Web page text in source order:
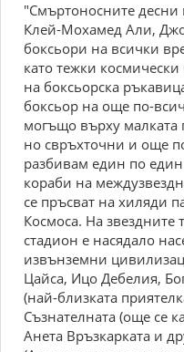
"Смъртоносните
Клей-Мохамед Али,
боксьори на всички
като тежки
на боксьорска
боксьор на още по-
могъщо върху малката
но свръхточни и още
разбивам един по
кораби на
се пръсват на хиляди
Космоса. На звездните
стадион е насядало
извънземни
Цайса, Ицо Дебелия,
(най-близката
Съзнателната (още се
Анета Връзкарката и